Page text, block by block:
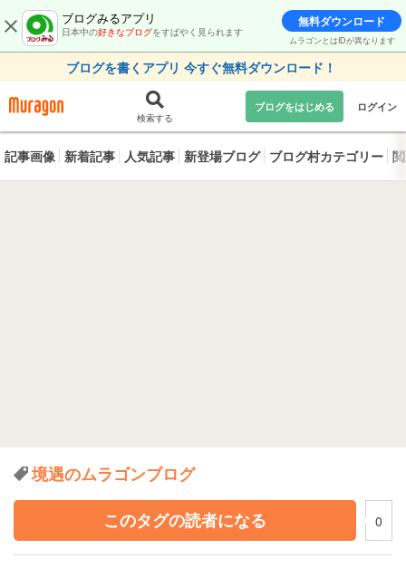
ブログみるアプリ
日本中の好きなブログをすばやく見られます
無料ダウンロード
ムラゴンとはIDが異なります
ブログを書くアプリ 今すぐ無料ダウンロード！
検索する
ブログをはじめる ログイン
記事画像 新着記事 人気記事 新登場ブログ ブログ村カテゴリー
境遇のムラゴンブログ
このタグの読者になる
0